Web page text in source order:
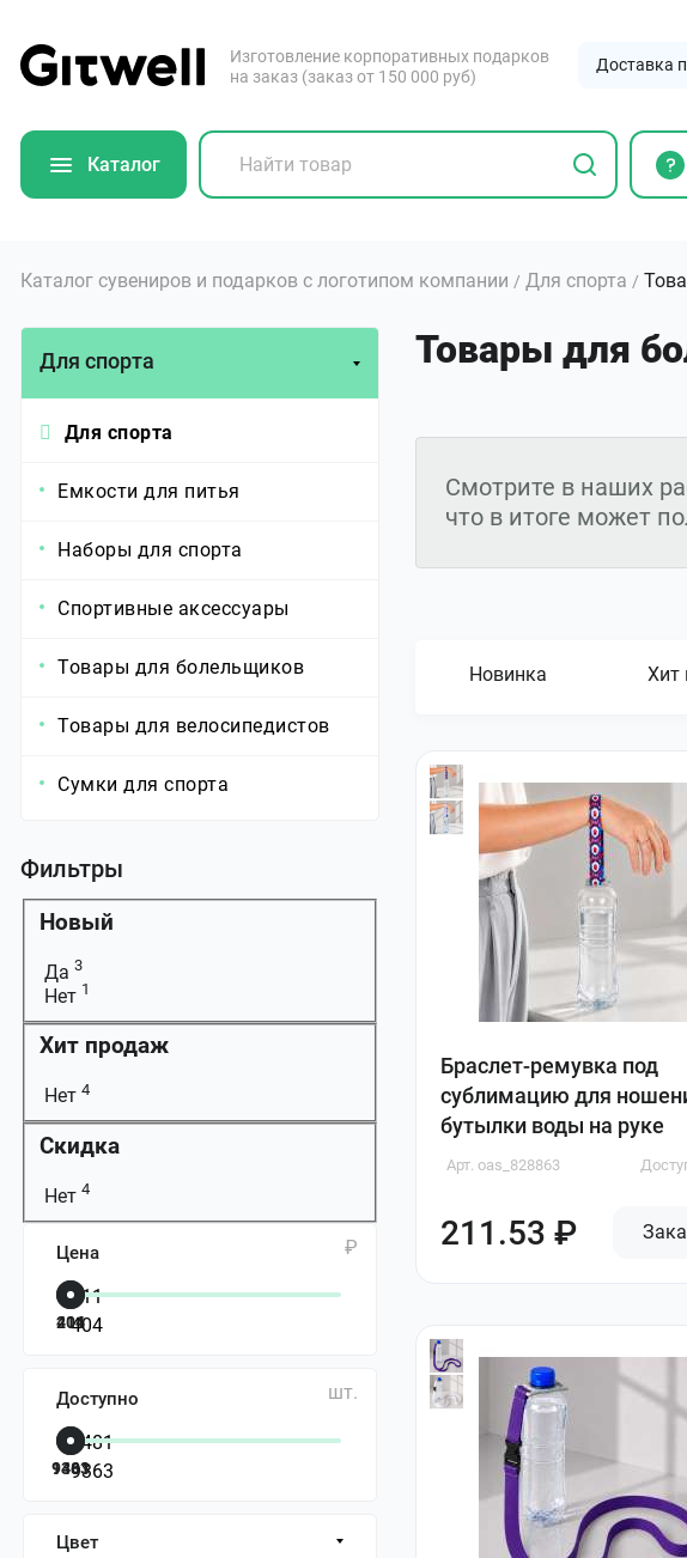
Изготовление корпоративных подарков
на заказ (заказ от 150 000 руб)
Доставка
Каталог
Каталог сувениров и подарков с логотипом компании / Для спорта /
Для спорта
Для спорта
Емкости для питья
Наборы для спорта
Спортивные аксессуары
Товары для болельщиков
Товары для велосипедистов
Сумки для спорта
Фильтры
Новый
Да 3
Нет 1
Хит продаж
Нет 4
Скидка
Нет 4
Цена ₽
211
404
Доступно шт.
1481
9363
Цвет
Товары для
Смотрите в наших
что в итоге может
Новинка Хит
Браслет-ремувка под
сублимацию для
бутылки воды на руке
Арт. oas_828863
211.53 ₽